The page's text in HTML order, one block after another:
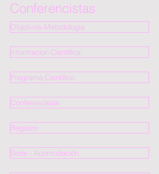
Conferencistas
Objetivos-Metodologia
Informacion Cientifica
Programa Cientifico
Conferencistas
Registro
Sede - Acomodación